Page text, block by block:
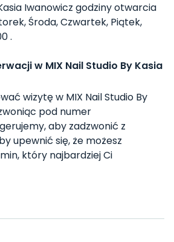
Iwanowicz godziny otwarcia
Środa, Czwartek, Piątek,
.
w MIX Nail Studio By Kasia
wizytę w MIX Nail Studio By
pod numer
aby zadzwonić z
upewnić się, że możesz
który najbardziej Ci